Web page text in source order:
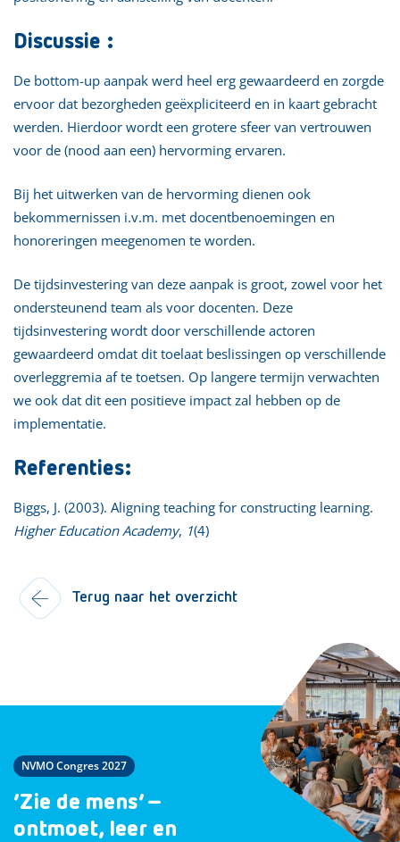
Discussie :
De bottom-up aanpak werd heel erg gewaardeerd en zorgde
ervoor dat bezorgheden geëxpliciteerd en in kaart gebracht
werden. Hierdoor wordt een grotere sfeer van vertrouwen
voor de (nood aan een) hervorming ervaren.
Bij het uitwerken van de hervorming dienen ook
bekommernissen i.v.m. met docentbenoemingen en
honoreringen meegenomen te worden.
De tijdsinvestering van deze aanpak is groot, zowel voor het
ondersteunend team als voor docenten. Deze
tijdsinvestering wordt door verschillende actoren
gewaardeerd omdat dit toelaat beslissingen op verschillende
overleggremia af te toetsen. Op langere termijn verwachten
we ook dat dit een positieve impact zal hebben op de
implementatie.
Referenties:
Biggs, J. (2003). Aligning teaching for constructing learning.
Higher Education Academy, 1(4)
Terug naar het overzicht
NVMO Congres 2027
‘Zie de mens’ –
ontmoet, leer en